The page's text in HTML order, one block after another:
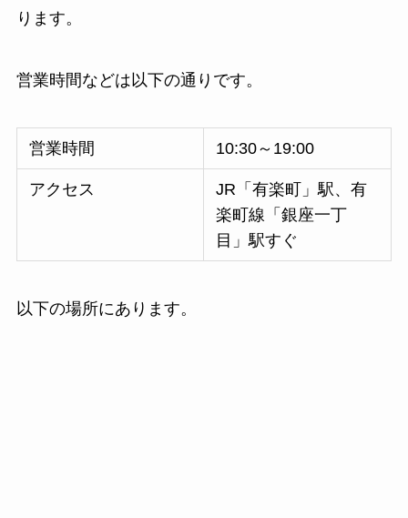
ります。
営業時間などは以下の通りです。
営業時間 10:30～19:00
アクセス
JR「有楽町」駅、有
楽町線「銀座一丁
目」駅すぐ
以下の場所にあります。